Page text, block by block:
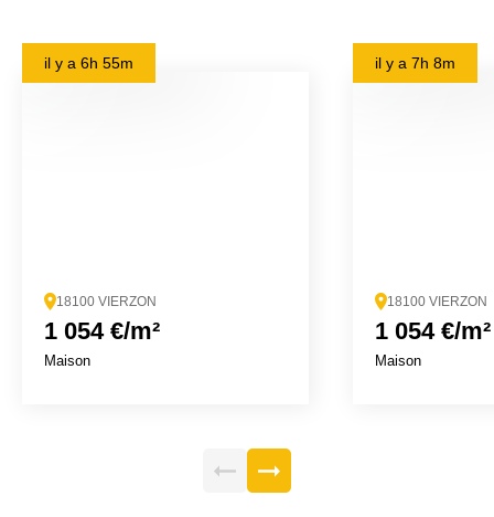
il y a 6h 55m
18100 VIERZON
1 054 €/m²
Maison
il y a 7h 8m
18100 VIERZON
1 054 €/m²
Maison